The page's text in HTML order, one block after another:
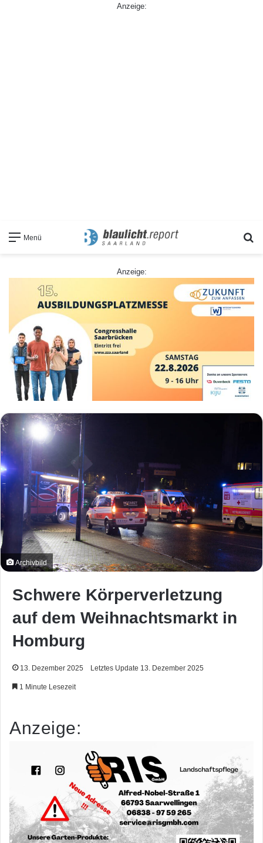
Anzeige:
Menü
Anzeige:
Archivbild
Schwere Körperverletzung
auf dem Weihnachtsmarkt in
Homburg
13. Dezember 2025 Letztes Update 13. Dezember 2025
1 Minute Lesezeit
Anzeige: